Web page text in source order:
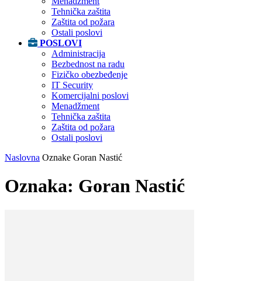
Tehnička zaštita
Zaštita od požara
Ostali poslovi
POSLOVI
Administracija
Bezbednost na radu
Fizičko obezbeđenje
IT Security
Komercijalni poslovi
Menadžment
Tehnička zaštita
Zaštita od požara
Ostali poslovi
Naslovna Oznake Goran Nastić
Oznaka: Goran Nastić